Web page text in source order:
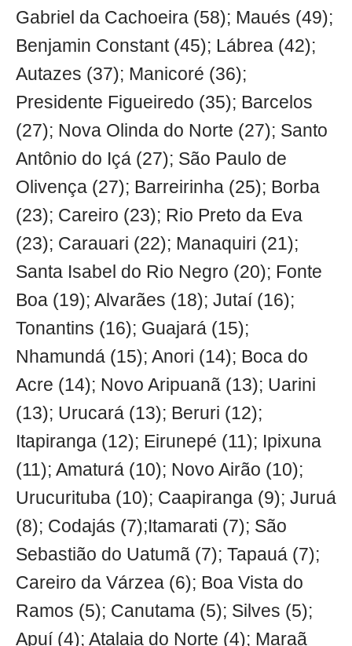
Gabriel da Cachoeira (58); Maués (49);
Benjamin Constant (45); Lábrea (42);
Autazes (37); Manicoré (36);
Presidente Figueiredo (35); Barcelos
(27); Nova Olinda do Norte (27); Santo
Antônio do Içá (27); São Paulo de
Olivença (27); Barreirinha (25); Borba
(23); Careiro (23); Rio Preto da Eva
(23); Carauari (22); Manaquiri (21);
Santa Isabel do Rio Negro (20); Fonte
Boa (19); Alvarães (18); Jutaí (16);
Tonantins (16); Guajará (15);
Nhamundá (15); Anori (14); Boca do
Acre (14); Novo Aripuanã (13); Uarini
(13); Urucará (13); Beruri (12);
Itapiranga (12); Eirunepé (11); Ipixuna
(11); Amaturá (10); Novo Airão (10);
Urucurituba (10); Caapiranga (9); Juruá
(8); Codajás (7);Itamarati (7); São
Sebastião do Uatumã (7); Tapauá (7);
Careiro da Várzea (6); Boa Vista do
Ramos (5); Canutama (5); Silves (5);
Apuí (4); Atalaia do Norte (4); Maraã